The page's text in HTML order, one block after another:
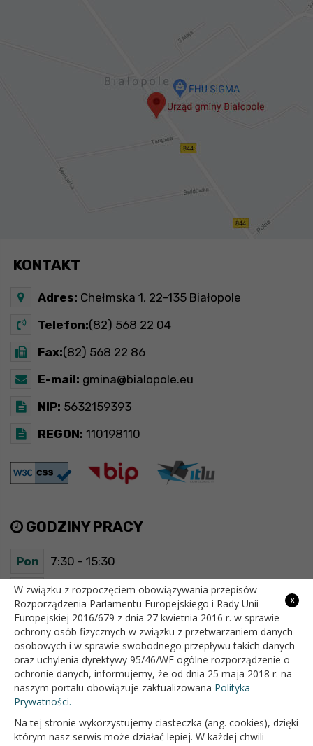
KONTAKT
Adres: Chełmska 1, 22-135 Białopole
Telefon:(82) 568 22 04
Fax:(82) 568 22 86
E-mail: gmina@bialopole.eu
NIP: 5632159393
REGON: 110198110
GODZINY PRACY
Pon 7:30 - 15:30
Wt 7:30 - 15:30
Śr 7:30 - 15:30
Czw 7:30 - 15:30
Pt 7:30 - 15:30
OFICJALNY SERWIS INTERNETOWY GMINY BIAŁOPOLE
x
W związku z rozpoczęciem obowiązywania przepisów
Rozporządzenia Parlamentu Europejskiego i Rady Unii
Europejskiej 2016/679 z dnia 27 kwietnia 2016 r. w sprawie
ochrony osób fizycznych w związku z przetwarzaniem danych
osobowych i w sprawie swobodnego przepływu takich danych
oraz uchylenia dyrektywy 95/46/WE ogólne rozporządzenie o
ochronie danych, informujemy, że od dnia 25 maja 2018 r. na
naszym portalu obowiązuje zaktualizowana Polityka
Prywatności.
Na tej stronie wykorzystujemy ciasteczka (ang. cookies), dzięki
którym nasz serwis może działać lepiej. W każdej chwili